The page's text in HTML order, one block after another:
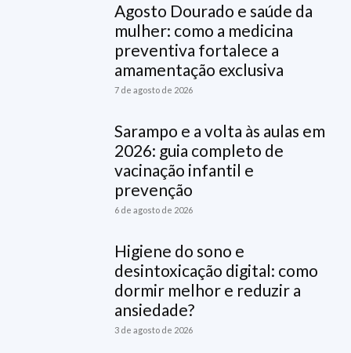
Agosto Dourado e saúde da
mulher: como a medicina
preventiva fortalece a
amamentação exclusiva
7 de agosto de 2026
Sarampo e a volta às aulas em
2026: guia completo de
vacinação infantil e
prevenção
6 de agosto de 2026
Higiene do sono e
desintoxicação digital: como
dormir melhor e reduzir a
ansiedade?
3 de agosto de 2026